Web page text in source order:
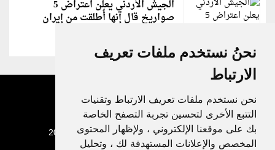
نحنُ نستخدم ملفات تعريف
الارتباط
نحن نستخدم ملفات تعريف الارتباط وتقنيات
التتبع الأخرى لتحسين تجربة التصفح الخاصة
بك على موقعنا الإلكتروني ، ولإظهار المحتوى
المخصص والإعلانات المستهدفة لك ، وتحليل
الجيش الأردني يعلن اعتراض 5
صواريخ قال إنها أُطلقت من إيران
جميع الحقوق محفوظة لدنيا الوطن © 2003 - 2022